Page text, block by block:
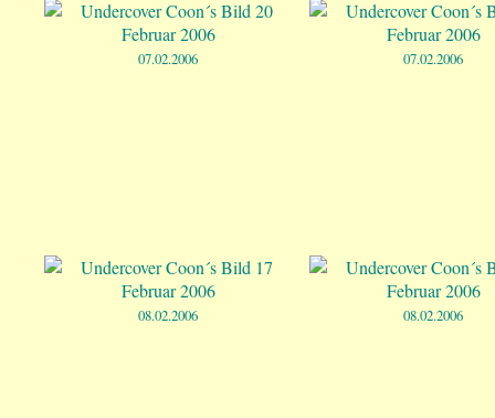
07.02.2006 07.02.2006
08.02.2006 08.02.2006